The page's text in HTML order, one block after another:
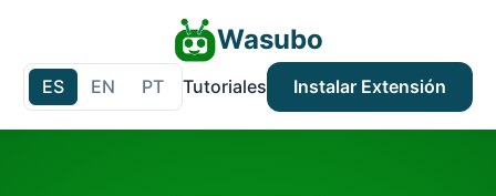
Wasubo
ES EN PT Tutoriales Instalar Extensión